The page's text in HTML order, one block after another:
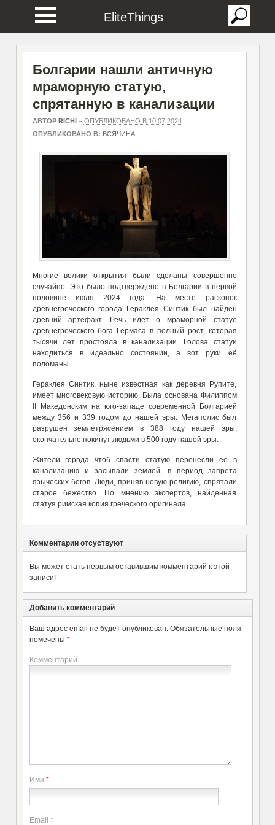
EliteThings
Болгарии нашли античную
мраморную статую,
спрятанную в канализации
АВТОР RICHI– ОПУБЛИКОВАНО В 10.07.2024
ОПУБЛИКОВАНО В: ВСЯЧИНА
Многие велики открытия были сделаны совершенно
случайно. Это было подтверждено в Болгарии в первой
половине июля 2024 года. На месте раскопок
древнегреческого города Гераклея Синтик был найден
древний артефакт. Речь идет о мраморной статуе
древнегреческого бога Гермаса в полный рост, которая
тысячи лет простояла в канализации. Голова статуи
находиться в идеально состоянии, а вот руки её
поломаны.
Гераклея Синтик, ныне известная как деревня Рупите,
имеет многовековую историю. Была основана Филиппом
II Македонским на юго-западе современной Болгарией
между 356 и 339 годом до нашей эры. Мегаполис был
разрушен землетрясением в 388 году нашей эры,
окончательно покинут людьми в 500 году нашей эры.
Жители города чтоб спасти статую перенесли её в
канализацию и засыпали землей, в период запрета
языческих богов. Люди, приняв новую религию, спрятали
старое бежество. По мнению экспертов, найденная
статуя римская копия греческого оригинала
Комментарии отсуствуют
Вы может стать первым оставившим комментарий к этой
записи!
Добавить комментарий
Ваш адрес email не будет опубликован. Обязательные поля
помечены *
Комментарий
Имя *
Email *